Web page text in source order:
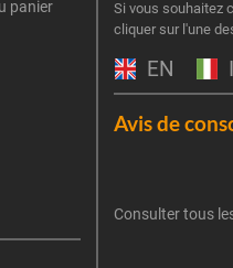
panier
Si vous souhaitez
cliquer sur l'une
EN
Avis de
Consulter tous